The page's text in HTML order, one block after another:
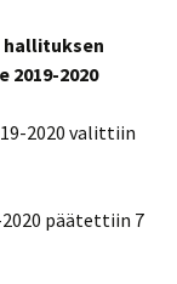
hallituksen
2020
2020 valittiin
päätettiin 7